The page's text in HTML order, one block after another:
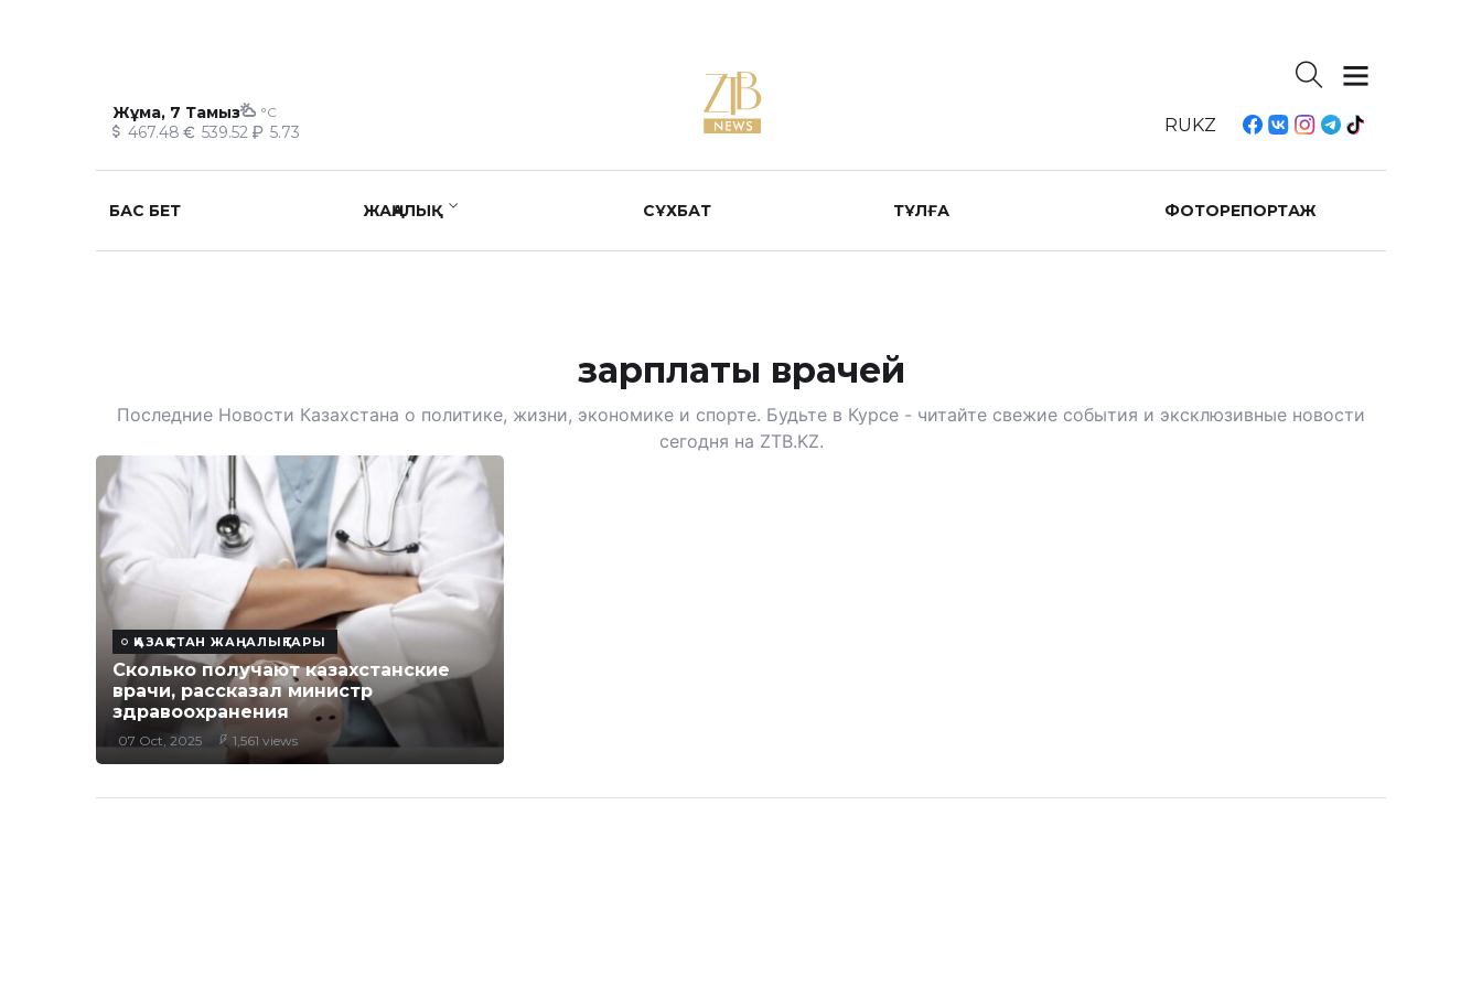
Жұма, 7 Тамыз °C
467.48 539.52 5.73 RUKZ
БАС БЕТ ЖАҢАЛЫҚ СҰХБАТ ТҰЛҒА ФОТОРЕПОРТАЖ
зарплаты врачей
Последние Новости Казахстана о политике, жизни, экономике и спорте. Будьте в Курсе - читайте свежие события и эксклюзивные новости
сегодня на ZTB.KZ.
ҚАЗАҚСТАН ЖАҢАЛЫҚТАРЫ
Сколько получают казахстанские
врачи, рассказал министр
здравоохранения
07 Oct, 2025 1,561 views